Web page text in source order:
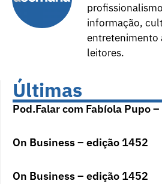
informação,
entretenimento
leitores.
Últimas
Pod.Falar com Fabíola Pupo
On Business – edição 1452
On Business – edição 1452